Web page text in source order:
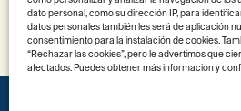
dato personal, como su dirección IP, para
datos personales también les será de aplicación
consentimiento para la instalación de cookies.
“Rechazar las cookies”, pero le advertimos que
afectados. Puedes obtener más información y